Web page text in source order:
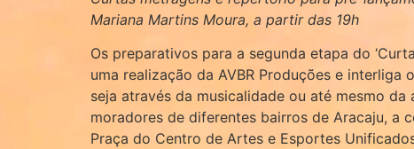
Mariana Martins Moura, a partir das 19h
Os preparativos para a segunda etapa do
uma realização da AVBR Produções e
seja através da musicalidade ou até mesmo
moradores de diferentes bairros de Aracaju, a
Praça do Centro de Artes e Esportes